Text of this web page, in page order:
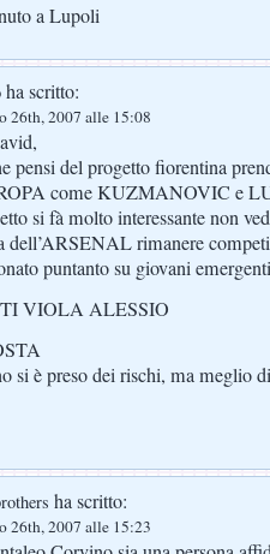
a Lupoli
ha scritto:
26th, 2007 alle 15:08
pensi del progetto fiorentina
come KUZMANOVIC e
si fà molto interessante non
dell’ARSENAL rimanere
puntanto su giovani
VIOLA ALESSIO
si è preso dei rischi, ma meglio
ha scritto:
26th, 2007 alle 15:23